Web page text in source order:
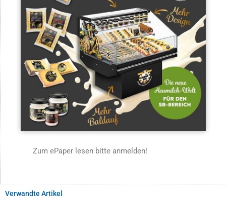
Zum ePaper lesen bitte anmelden!
Verwandte Artikel